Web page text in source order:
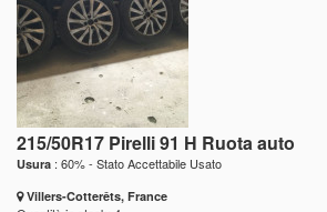
215/50R17 Pirelli 91 H Ruota auto
Usura : 60% - Stato Accettabile Usato
Villers-Cotterêts, France